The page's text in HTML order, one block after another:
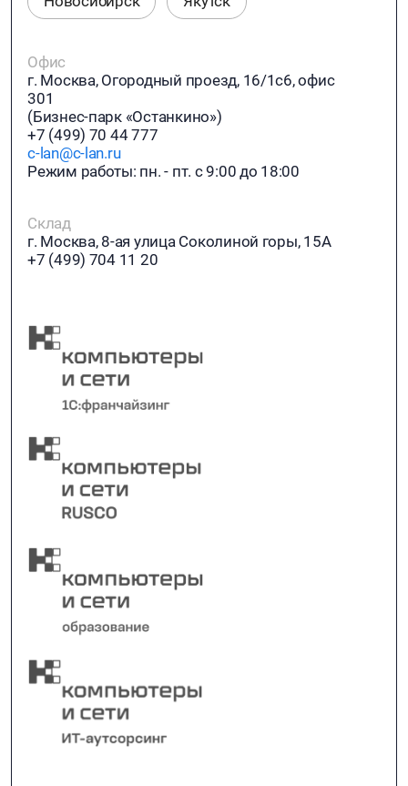
Офис
г. Москва, Огородный проезд, 16/1с6, офис
301
(Бизнес-парк «Останкино»)
+7 (499) 70 44 777
c-lan@c-lan.ru
Режим работы: пн. - пт. с 9:00 до 18:00
Склад
г. Москва, 8-ая улица Соколиной горы, 15А
+7 (499) 704 11 20